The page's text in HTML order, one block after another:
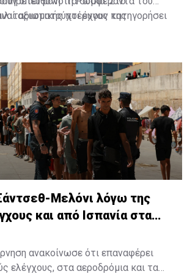
αξιωματούχοι έχουν κατηγορήσει
πτέρυγας της
Μελόνι λόγω της
και από Ισπανία στα
ανακοίνωσε ότι επαναφέρει
ελέγχους, στα αεροδρόμια και τα